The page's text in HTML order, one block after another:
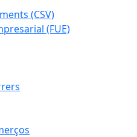
(CSV)
(FUE)